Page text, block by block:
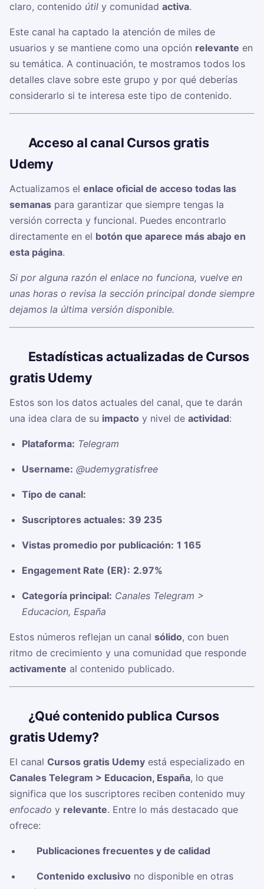
claro, contenido útil y comunidad activa.
Este canal ha captado la atención de miles de
usuarios y se mantiene como una opción relevante en
su temática. A continuación, te mostramos todos los
detalles clave sobre este grupo y por qué deberías
considerarlo si te interesa este tipo de contenido.
Acceso al canal Cursos gratis
Udemy
Actualizamos el enlace oficial de acceso todas las
semanas para garantizar que siempre tengas la
versión correcta y funcional. Puedes encontrarlo
directamente en el botón que aparece más abajo en
esta página.
Si por alguna razón el enlace no funciona, vuelve en
unas horas o revisa la sección principal donde siempre
dejamos la última versión disponible.
Estadísticas actualizadas de Cursos
gratis Udemy
Estos son los datos actuales del canal, que te darán
una idea clara de su impacto y nivel de actividad:
Plataforma: Telegram
Username: @udemygratisfree
Tipo de canal:
Suscriptores actuales: 39 235
Vistas promedio por publicación: 1 165
Engagement Rate (ER): 2.97%
Categoría principal: Canales Telegram >
Educacion, España
Estos números reflejan un canal sólido, con buen
ritmo de crecimiento y una comunidad que responde
activamente al contenido publicado.
¿Qué contenido publica Cursos
gratis Udemy?
El canal Cursos gratis Udemy está especializado en
Canales Telegram > Educacion, España, lo que
significa que los suscriptores reciben contenido muy
enfocado y relevante. Entre lo más destacado que
ofrece:
Publicaciones frecuentes y de calidad
Contenido exclusivo no disponible en otras